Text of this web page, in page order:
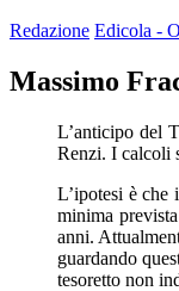
Redazione Edicola -
Massimo
L’anticipo del
Renzi. I calcoli
L’ipotesi è che
minima
anni.
guardando
tesoretto non